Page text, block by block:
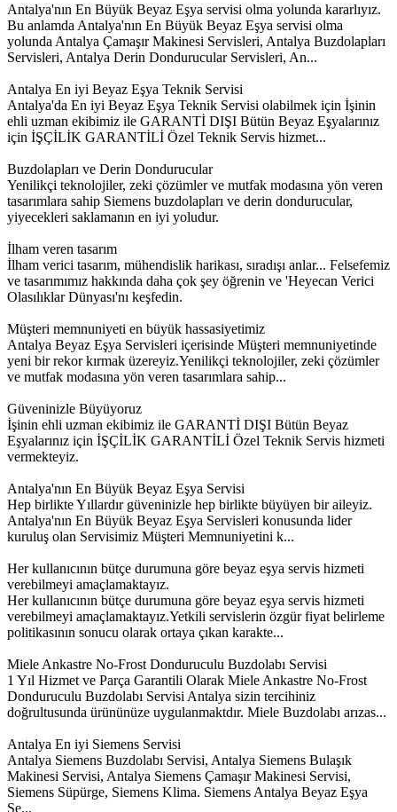
Antalya'nın En Büyük Beyaz Eşya servisi olma yolunda kararlıyız.
Bu anlamda Antalya'nın En Büyük Beyaz Eşya servisi olma
yolunda Antalya Çamaşır Makinesi Servisleri, Antalya Buzdolapları
Servisleri, Antalya Derin Dondurucular Servisleri, An...
Antalya En iyi Beyaz Eşya Teknik Servisi
Antalya'da En iyi Beyaz Eşya Teknik Servisi olabilmek için İşinin
ehli uzman ekibimiz ile GARANTİ DIŞI Bütün Beyaz Eşyalarınız
için İŞÇİLİK GARANTİLİ Özel Teknik Servis hizmet...
Buzdolapları ve Derin Dondurucular
Yenilikçi teknolojiler, zeki çözümler ve mutfak modasına yön veren
tasarımlara sahip Siemens buzdolapları ve derin dondurucular,
yiyecekleri saklamanın en iyi yoludur.
İlham veren tasarım
İlham verici tasarım, mühendislik harikası, sıradışı anlar... Felsefemiz
ve tasarımımız hakkında daha çok şey öğrenin ve 'Heyecan Verici
Olasılıklar Dünyası'nı keşfedin.
Müşteri memnuniyeti en büyük hassasiyetimiz
Antalya Beyaz Eşya Servisleri içerisinde Müşteri memnuniyetinde
yeni bir rekor kırmak üzereyiz.Yenilikçi teknolojiler, zeki çözümler
ve mutfak modasına yön veren tasarımlara sahip...
Güveninizle Büyüyoruz
İşinin ehli uzman ekibimiz ile GARANTİ DIŞI Bütün Beyaz
Eşyalarınız için İŞÇİLİK GARANTİLİ Özel Teknik Servis hizmeti
vermekteyiz.
Antalya'nın En Büyük Beyaz Eşya Servisi
Hep birlikte Yıllardır güveninizle hep birlikte büyüyen bir aileyiz.
Antalya'nın En Büyük Beyaz Eşya Servisleri konusunda lider
kuruluş olan Servisimiz Müşteri Memnuniyetini k...
Her kullanıcının bütçe durumuna göre beyaz eşya servis hizmeti
verebilmeyi amaçlamaktayız.
Her kullanıcının bütçe durumuna göre beyaz eşya servis hizmeti
verebilmeyi amaçlamaktayız.Yetkili servislerin özgür fiyat belirleme
politikasının sonucu olarak ortaya çıkan karakte...
Miele Ankastre No-Frost Donduruculu Buzdolabı Servisi
1 Yıl Hizmet ve Parça Garantili Olarak Miele Ankastre No-Frost
Donduruculu Buzdolabı Servisi Antalya sizin tercihiniz
doğrultusunda ürününüze uygulanmaktdır. Miele Buzdolabı arızas...
Antalya En iyi Siemens Servisi
Antalya Siemens Buzdolabı Servisi, Antalya Siemens Bulaşık
Makinesi Servisi, Antalya Siemens Çamaşır Makinesi Servisi,
Siemens Süpürge, Siemens Klima. Siemens Antalya Beyaz Eşya
Se...